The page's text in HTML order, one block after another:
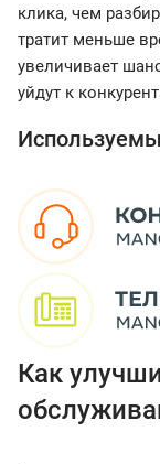
клика, чем
тратит меньше
увеличивает
уйдут к
Как